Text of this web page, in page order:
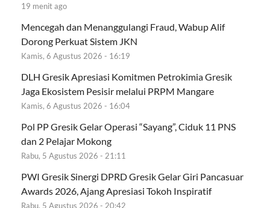
19 menit ago
Mencegah dan Menanggulangi Fraud, Wabup Alif
Dorong Perkuat Sistem JKN
Kamis, 6 Agustus 2026 - 16:19
DLH Gresik Apresiasi Komitmen Petrokimia Gresik
Jaga Ekosistem Pesisir melalui PRPM Mangare
Kamis, 6 Agustus 2026 - 16:04
Pol PP Gresik Gelar Operasi “Sayang”, Ciduk 11 PNS
dan 2 Pelajar Mokong
Rabu, 5 Agustus 2026 - 21:11
PWI Gresik Sinergi DPRD Gresik Gelar Giri Pancasuar
Awards 2026, Ajang Apresiasi Tokoh Inspiratif
Rabu, 5 Agustus 2026 - 20:42